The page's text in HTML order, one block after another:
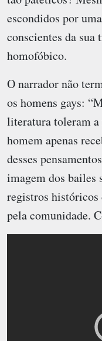
escondidos por
conscientes da sua
homofóbico.
O narrador não
os homens gays:
literatura toleram a
homem apenas
desses
imagem dos bailes
registros históricos
pela comunidade.